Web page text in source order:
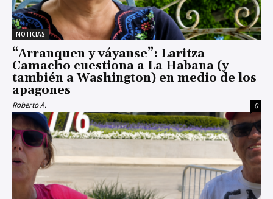
NOTICIAS
“Arranquen y váyanse”: Laritza
Camacho cuestiona a La Habana (y
también a Washington) en medio de los
apagones
Roberto A. 0